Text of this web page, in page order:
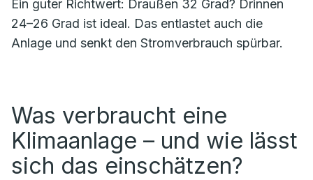
Ein guter Richtwert: Draußen 32 Grad? Drinnen
24–26 Grad ist ideal. Das entlastet auch die
Anlage und senkt den Stromverbrauch spürbar.
Was verbraucht eine
Klimaanlage – und wie lässt
sich das einschätzen?